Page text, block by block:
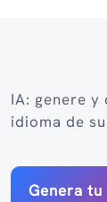
IA: genere
idioma de
Genera